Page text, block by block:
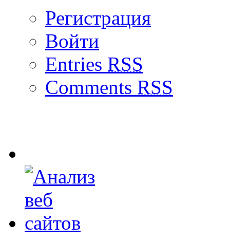
Регистрация
Войти
Entries RSS
Comments RSS